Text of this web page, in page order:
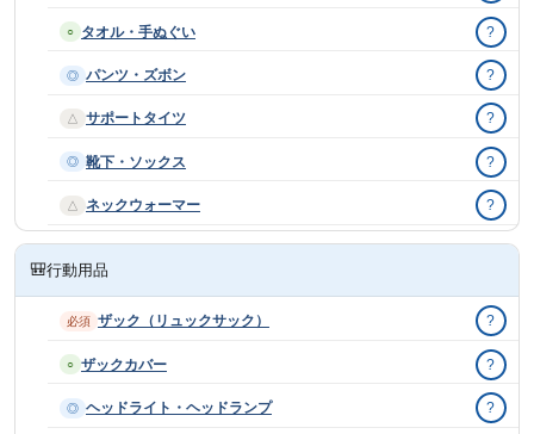
○ タオル・手ぬぐい ?
◎ パンツ・ズボン ?
△ サポートタイツ ?
◎ 靴下・ソックス ?
△ ネックウォーマー ?
🎒行動用品
必須 ザック（リュックサック） ?
○ ザックカバー ?
◎ ヘッドライト・ヘッドランプ ?